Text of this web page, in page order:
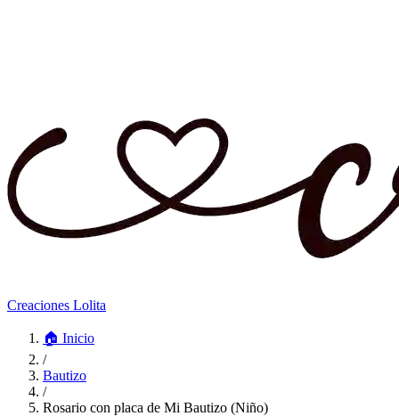
Creaciones Lolita
🏠 Inicio
/
Bautizo
/
Rosario con placa de Mi Bautizo (Niño)